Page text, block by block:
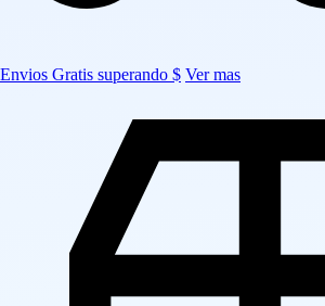
Envios Gratis superando $ Ver mas